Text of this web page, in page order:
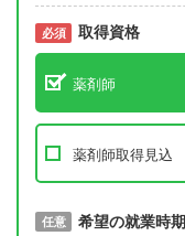
必須 取得資格
薬剤師
薬剤師取得見込
必須 取得予定年
任意 希望の就業時期